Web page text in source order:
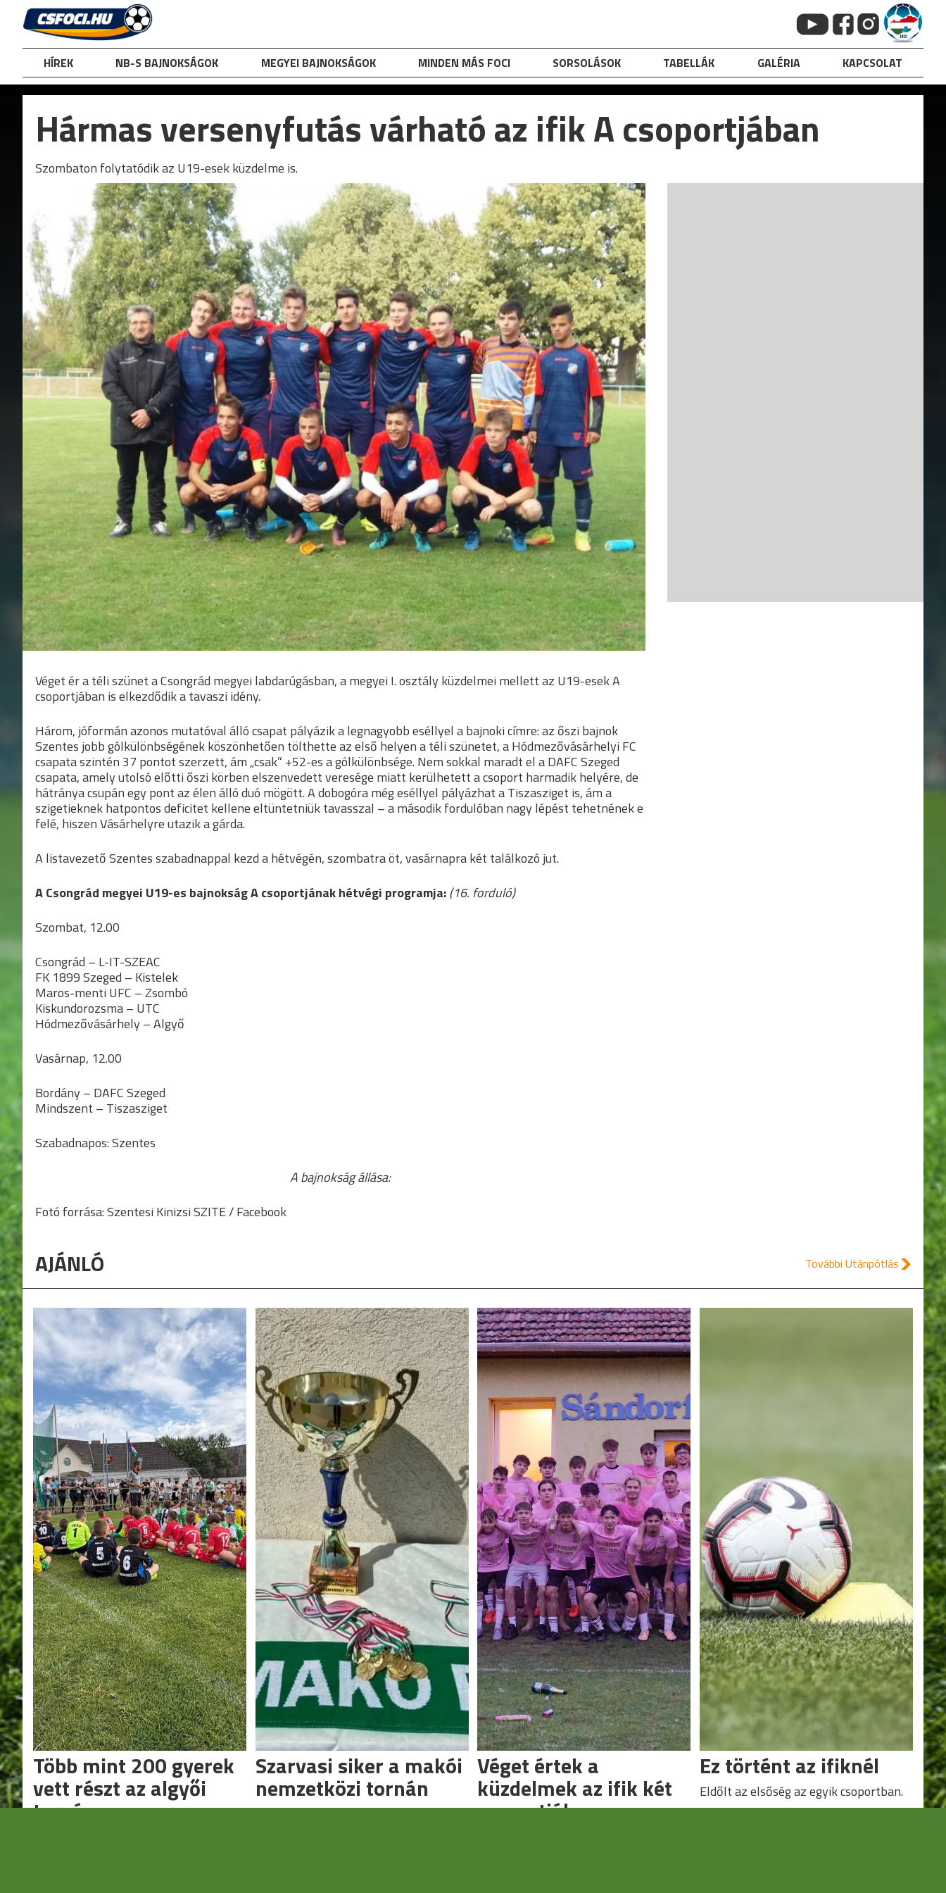
content
HÍREK NB-S BAJNOKSÁGOK MEGYEI BAJNOKSÁGOK MINDEN MÁS FOCI SORSOLÁSOK TABELLÁK GALÉRIA KAPCSOLAT
Hármas versenyfutás várható az ifik A csoportjában
Szombaton folytatódik az U19-esek küzdelme is.
Véget ér a téli szünet a Csongrád megyei labdarúgásban, a megyei I. osztály küzdelmei mellett az U19-esek A
csoportjában is elkezdődik a tavaszi idény.
Három, jóformán azonos mutatóval álló csapat pályázik a legnagyobb eséllyel a bajnoki címre: az őszi bajnok
Szentes jobb gólkülönbségének köszönhetően tölthette az első helyen a téli szünetet, a Hódmezővásárhelyi FC
csapata szintén 37 pontot szerzett, ám „csak” +52-es a gólkülönbsége. Nem sokkal maradt el a DAFC Szeged
csapata, amely utolsó előtti őszi körben elszenvedett veresége miatt kerülhetett a csoport harmadik helyére, de
hátránya csupán egy pont az élen álló duó mögött. A dobogóra még eséllyel pályázhat a Tiszasziget is, ám a
szigetieknek hatpontos deficitet kellene eltüntetniük tavasszal – a második fordulóban nagy lépést tehetnének e
felé, hiszen Vásárhelyre utazik a gárda.
A listavezető Szentes szabadnappal kezd a hétvégén, szombatra öt, vasárnapra két találkozó jut.
A Csongrád megyei U19-es bajnokság A csoportjának hétvégi programja:(16. forduló)
Szombat, 12.00
Csongrád – L-IT-SZEAC
FK 1899 Szeged – Kistelek
Maros-menti UFC – Zsombó
Kiskundorozsma – UTC
Hódmezővásárhely – Algyő
Vasárnap, 12.00
Bordány – DAFC Szeged
Mindszent – Tiszasziget
Szabadnapos: Szentes
A bajnokság állása:
Fotó forrása: Szentesi Kinizsi SZITE / Facebook
AJÁNLÓ További Utánpótlás
Több mint 200 gyerek
vett részt az algyői
tornán
Szarvasi siker a makói
nemzetközi tornán
Idén is megrendezték a Kovács László
Véget értek a
küzdelmek az ifik két
csoportjában
Ez történt az ifiknél
Eldőlt az elsőség az egyik csoportban.